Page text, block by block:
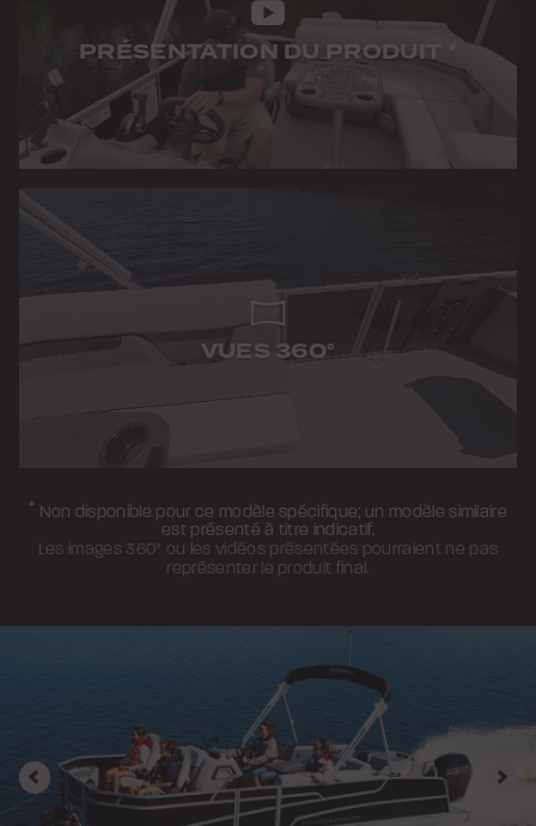
PRÉSENTATION DU PRODUIT *
VUES 360°
* Non disponible pour ce modèle spécifique; un modèle similaire
est présenté à titre indicatif.
Les images 360° ou les vidéos présentées pourraient ne pas
représenter le produit final.
Précédent